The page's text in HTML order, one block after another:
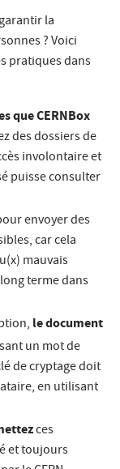
la
? Voici
pratiques dans
que CERNBox
des dossiers de
involontaire et
puisse consulter
envoyer des
car cela
mauvais
terme dans
le document
un mot de
de cryptage doit
en utilisant
ces
et toujours